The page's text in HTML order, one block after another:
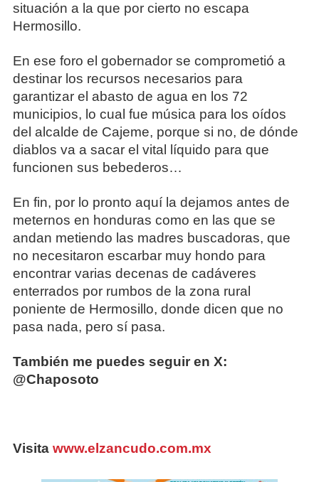
situación a la que por cierto no escapa
Hermosillo.
En ese foro el gobernador se comprometió a
destinar los recursos necesarios para
garantizar el abasto de agua en los 72
municipios, lo cual fue música para los oídos
del alcalde de Cajeme, porque si no, de dónde
diablos va a sacar el vital líquido para que
funcionen sus bebederos…
En fin, por lo pronto aquí la dejamos antes de
meternos en honduras como en las que se
andan metiendo las madres buscadoras, que
no necesitaron escarbar muy hondo para
encontrar varias decenas de cadáveres
enterrados por rumbos de la zona rural
poniente de Hermosillo, donde dicen que no
pasa nada, pero sí pasa.
También me puedes seguir en X:
@Chaposoto
Visita www.elzancudo.com.mx